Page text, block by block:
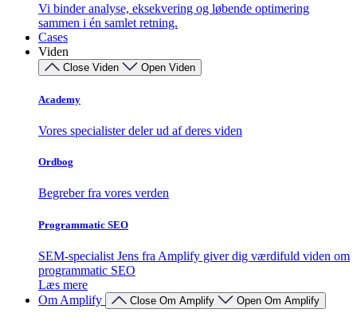
Vi binder analyse, eksekvering og løbende optimering
sammen i én samlet retning.
Cases
Viden
Close Viden Open Viden
Academy
Vores specialister deler ud af deres viden
Ordbog
Begreber fra vores verden
Programmatic SEO
SEM-specialist Jens fra Amplify giver dig værdifuld viden om
programmatic SEO
Læs mere
Om Amplify
Close Om Amplify Open Om Amplify